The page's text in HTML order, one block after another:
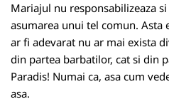
Mariajul nu responsabilizeaza
asumarea unui tel comun. Asta
ar fi adevarat nu ar mai exista
din partea barbatilor, cat si din
Paradis! Numai ca, asa cum
asa.